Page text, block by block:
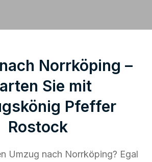
Norrköping –
Sie mit
Pfeffer
Rostock
Umzug nach Norrköping? Egal